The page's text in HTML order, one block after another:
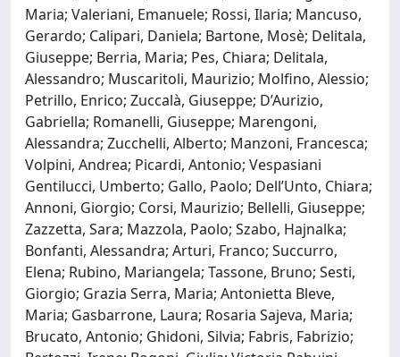
Maria; Valeriani, Emanuele; Rossi, Ilaria; Mancuso,
Gerardo; Calipari, Daniela; Bartone, Mosè; Delitala,
Giuseppe; Berria, Maria; Pes, Chiara; Delitala,
Alessandro; Muscaritoli, Maurizio; Molfino, Alessio;
Petrillo, Enrico; Zuccalà, Giuseppe; D’Aurizio,
Gabriella; Romanelli, Giuseppe; Marengoni,
Alessandra; Zucchelli, Alberto; Manzoni, Francesca;
Volpini, Andrea; Picardi, Antonio; Vespasiani
Gentilucci, Umberto; Gallo, Paolo; Dell’Unto, Chiara;
Annoni, Giorgio; Corsi, Maurizio; Bellelli, Giuseppe;
Zazzetta, Sara; Mazzola, Paolo; Szabo, Hajnalka;
Bonfanti, Alessandra; Arturi, Franco; Succurro,
Elena; Rubino, Mariangela; Tassone, Bruno; Sesti,
Giorgio; Grazia Serra, Maria; Antonietta Bleve,
Maria; Gasbarrone, Laura; Rosaria Sajeva, Maria;
Brucato, Antonio; Ghidoni, Silvia; Fabris, Fabrizio;